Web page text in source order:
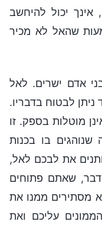
יכול להיחשב
שהאל לא מכיר
אדם ישרים. לאל
לבטוח בדבריו.
מוטלות בספק. זו
בו בכנות
את לבכם לאל,
שאתם פתוחים
מסתירים ממנו את
עליכם ואת